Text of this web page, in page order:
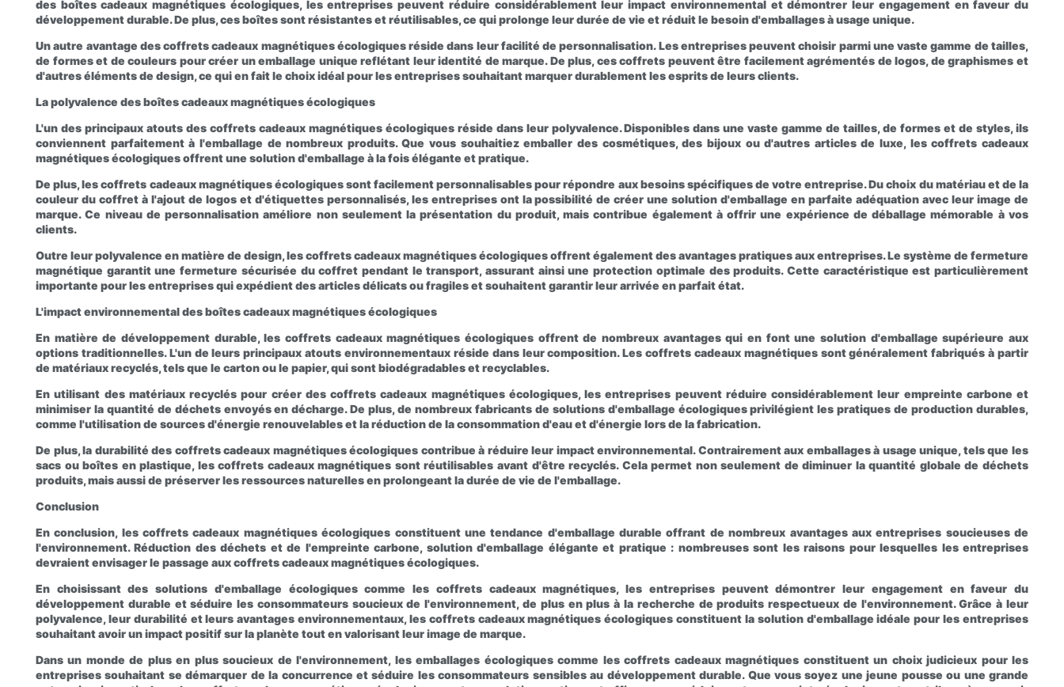
des boîtes cadeaux magnétiques écologiques, les entreprises peuvent réduire considérablement leur impact environnemental et démontrer leur engagement en faveur du
développement durable. De plus, ces boîtes sont résistantes et réutilisables, ce qui prolonge leur durée de vie et réduit le besoin d'emballages à usage unique.
Un autre avantage des coffrets cadeaux magnétiques écologiques réside dans leur facilité de personnalisation. Les entreprises peuvent choisir parmi une vaste gamme de tailles,
de formes et de couleurs pour créer un emballage unique reflétant leur identité de marque. De plus, ces coffrets peuvent être facilement agrémentés de logos, de graphismes et
d'autres éléments de design, ce qui en fait le choix idéal pour les entreprises souhaitant marquer durablement les esprits de leurs clients.
La polyvalence des boîtes cadeaux magnétiques écologiques
L'un des principaux atouts des coffrets cadeaux magnétiques écologiques réside dans leur polyvalence. Disponibles dans une vaste gamme de tailles, de formes et de styles, ils
conviennent parfaitement à l'emballage de nombreux produits. Que vous souhaitiez emballer des cosmétiques, des bijoux ou d'autres articles de luxe, les coffrets cadeaux
magnétiques écologiques offrent une solution d'emballage à la fois élégante et pratique.
De plus, les coffrets cadeaux magnétiques écologiques sont facilement personnalisables pour répondre aux besoins spécifiques de votre entreprise. Du choix du matériau et de la
couleur du coffret à l'ajout de logos et d'étiquettes personnalisés, les entreprises ont la possibilité de créer une solution d'emballage en parfaite adéquation avec leur image de
marque. Ce niveau de personnalisation améliore non seulement la présentation du produit, mais contribue également à offrir une expérience de déballage mémorable à vos
clients.
Outre leur polyvalence en matière de design, les coffrets cadeaux magnétiques écologiques offrent également des avantages pratiques aux entreprises. Le système de fermeture
magnétique garantit une fermeture sécurisée du coffret pendant le transport, assurant ainsi une protection optimale des produits. Cette caractéristique est particulièrement
importante pour les entreprises qui expédient des articles délicats ou fragiles et souhaitent garantir leur arrivée en parfait état.
L'impact environnemental des boîtes cadeaux magnétiques écologiques
En matière de développement durable, les coffrets cadeaux magnétiques écologiques offrent de nombreux avantages qui en font une solution d'emballage supérieure aux
options traditionnelles. L'un de leurs principaux atouts environnementaux réside dans leur composition. Les coffrets cadeaux magnétiques sont généralement fabriqués à partir
de matériaux recyclés, tels que le carton ou le papier, qui sont biodégradables et recyclables.
En utilisant des matériaux recyclés pour créer des coffrets cadeaux magnétiques écologiques, les entreprises peuvent réduire considérablement leur empreinte carbone et
minimiser la quantité de déchets envoyés en décharge. De plus, de nombreux fabricants de solutions d'emballage écologiques privilégient les pratiques de production durables,
comme l'utilisation de sources d'énergie renouvelables et la réduction de la consommation d'eau et d'énergie lors de la fabrication.
De plus, la durabilité des coffrets cadeaux magnétiques écologiques contribue à réduire leur impact environnemental. Contrairement aux emballages à usage unique, tels que les
sacs ou boîtes en plastique, les coffrets cadeaux magnétiques sont réutilisables avant d'être recyclés. Cela permet non seulement de diminuer la quantité globale de déchets
produits, mais aussi de préserver les ressources naturelles en prolongeant la durée de vie de l'emballage.
Conclusion
En conclusion, les coffrets cadeaux magnétiques écologiques constituent une tendance d'emballage durable offrant de nombreux avantages aux entreprises soucieuses de
l'environnement. Réduction des déchets et de l'empreinte carbone, solution d'emballage élégante et pratique : nombreuses sont les raisons pour lesquelles les entreprises
devraient envisager le passage aux coffrets cadeaux magnétiques écologiques.
En choisissant des solutions d'emballage écologiques comme les coffrets cadeaux magnétiques, les entreprises peuvent démontrer leur engagement en faveur du
développement durable et séduire les consommateurs soucieux de l'environnement, de plus en plus à la recherche de produits respectueux de l'environnement. Grâce à leur
polyvalence, leur durabilité et leurs avantages environnementaux, les coffrets cadeaux magnétiques écologiques constituent la solution d'emballage idéale pour les entreprises
souhaitant avoir un impact positif sur la planète tout en valorisant leur image de marque.
Dans un monde de plus en plus soucieux de l'environnement, les emballages écologiques comme les coffrets cadeaux magnétiques constituent un choix judicieux pour les
entreprises souhaitant se démarquer de la concurrence et séduire les consommateurs sensibles au développement durable. Que vous soyez une jeune pousse ou une grande